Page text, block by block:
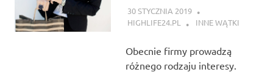
30 STYCZNIA 2019
HIGHLIFE24.PL
INNE WĄTKI
Obecnie firmy prowadzą
różnego rodzaju interesy.